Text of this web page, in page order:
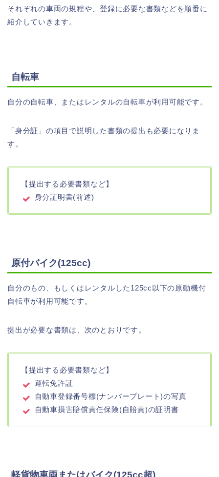
それぞれの車両の規程や、登録に必要な書類などを順番に
紹介していきます。
自転車
自分の自転車、またはレンタルの自転車が利用可能です。
「身分証」の項目で説明した書類の提出も必要になりま
す。
【提出する必要書類など】
身分証明書(前述)
原付バイク(125cc)
自分のもの、もしくはレンタルした125cc以下の原動機付
自転車が利用可能です。
提出が必要な書類は、次のとおりです。
【提出する必要書類など】
運転免許証
自動車登録番号標(ナンバープレート)の写真
自動車損害賠償責任保険(自賠責)の証明書
軽貨物車両またはバイク(125cc超)